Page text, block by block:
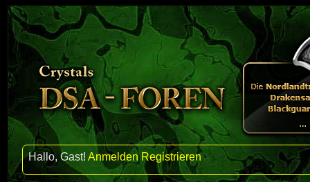
Hallo, Gast!Anmelden Registrieren